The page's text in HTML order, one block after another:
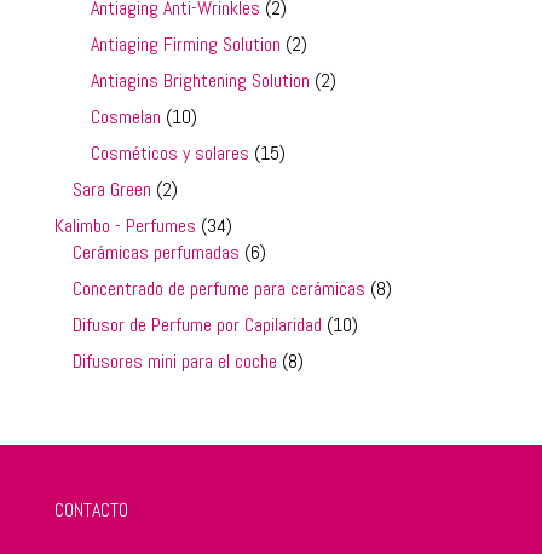
Antiaging Anti-Wrinkles 22
productos
Antiaging Firming Solution 22
productos
Antiagins Brightening Solution 22
Cosmelan 1010
productos
Cosméticos y solares 1515
Sara Green 22
productos
Kalimbo - Perfumes 3434
productos
Cerámicas perfumadas 66
productos
Concentrado de perfume para cerámicas 88
Difusor de Perfume por Capilaridad 1010
Difusores mini para el coche 88
CONTACTO